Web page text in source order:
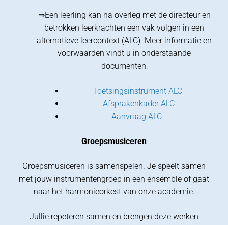
⇒Een leerling kan na overleg met de directeur en
betrokken leerkrachten een vak volgen in een
alternatieve leercontext (ALC). Meer informatie en
voorwaarden vindt u in onderstaande
documenten:
Toetsingsinstrument ALC
Afsprakenkader ALC
Aanvraag ALC
Groepsmusiceren
Groepsmusiceren is samenspelen. Je speelt samen
met jouw instrumentengroep in een ensemble of gaat
naar het harmonieorkest van onze academie.
Jullie repeteren samen en brengen deze werken